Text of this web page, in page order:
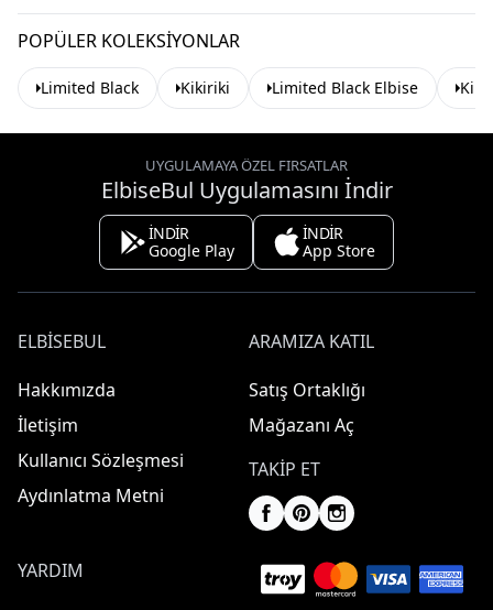
POPÜLER KOLEKSIYONLAR
Limited Black Kikiriki Limited Black Elbise
UYGULAMAYA ÖZEL FIRSATLAR
ElbiseBul Uygulamasını İndir
İNDİR
Google Play
İNDİR
App Store
ELBISEBUL
Hakkımızda
İletişim
Kullanıcı Sözleşmesi
Aydınlatma Metni
ARAMIZA KATIL
Satış Ortaklığı
Mağazanı Aç
TAKIP ET
YARDIM